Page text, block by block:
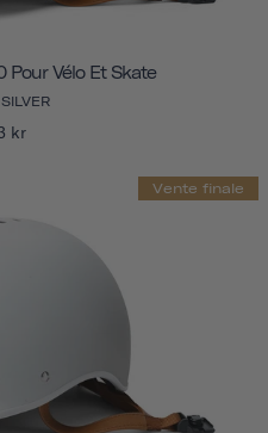
Pour Vélo Et Skate
kr
Vente finale